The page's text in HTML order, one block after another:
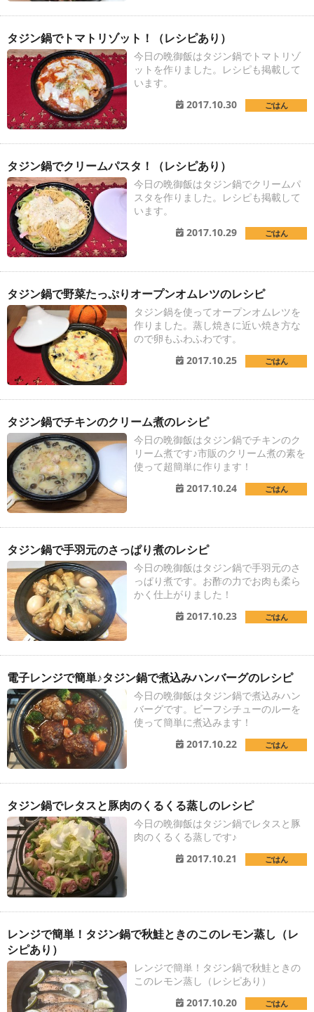
タジン鍋でトマトリゾット！（レシピあり）
今日の晩御飯はタジン鍋でトマトリゾ
ットを作りました。レシピも掲載して
います。
2017.10.30
ごはん
タジン鍋でクリームパスタ！（レシピあり）
今日の晩御飯はタジン鍋でクリームパ
スタを作りました。レシピも掲載して
います。
2017.10.29
ごはん
タジン鍋で野菜たっぷりオープンオムレツのレシピ
タジン鍋を使ってオープンオムレツを
作りました。蒸し焼きに近い焼き方な
ので卵もふわふわです。
2017.10.25
ごはん
タジン鍋でチキンのクリーム煮のレシピ
今日の晩御飯はタジン鍋でチキンのク
リーム煮です♪市販のクリーム煮の素を
使って超簡単に作ります！
2017.10.24
ごはん
タジン鍋で手羽元のさっぱり煮のレシピ
今日の晩御飯はタジン鍋で手羽元のさ
っぱり煮です。お酢の力でお肉も柔ら
かく仕上がりました！
2017.10.23
ごはん
電子レンジで簡単♪タジン鍋で煮込みハンバーグのレシピ
今日の晩御飯はタジン鍋で煮込みハン
バーグです。ビーフシチューのルーを
使って簡単に煮込みます！
2017.10.22
ごはん
タジン鍋でレタスと豚肉のくるくる蒸しのレシピ
今日の晩御飯はタジン鍋でレタスと豚
肉のくるくる蒸しです♪
2017.10.21
ごはん
レンジで簡単！タジン鍋で秋鮭ときのこのレモン蒸し（レ
シピあり）
レンジで簡単！タジン鍋で秋鮭ときの
このレモン蒸し（レシピあり）
2017.10.20
ごはん